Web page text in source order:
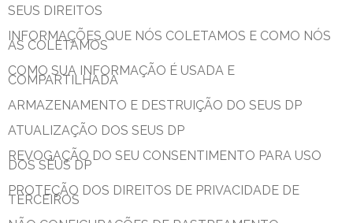
SEUS DIREITOS
INFORMAÇÕES QUE NÓS COLETAMOS E COMO NÓS
AS COLETAMOS
COMO SUA INFORMAÇÃO É USADA E
COMPARTILHADA
ARMAZENAMENTO E DESTRUIÇÃO DO SEUS DP
ATUALIZAÇÃO DOS SEUS DP
REVOGAÇÃO DO SEU CONSENTIMENTO PARA USO
DOS SEUS DP
PROTEÇÃO DOS DIREITOS DE PRIVACIDADE DE
TERCEIROS